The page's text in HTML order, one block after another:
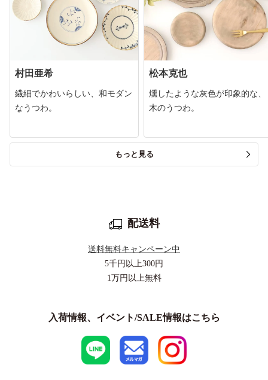
村田亜希
繊細でかわいらしい、和モダン
なうつわ。
松本克也
燻したような灰色が印象的な、
木のうつわ。
もっと見る
配送料
送料無料キャンペーン中
5千円以上300円
1万円以上無料
入荷情報、イベント/SALE情報はこちら